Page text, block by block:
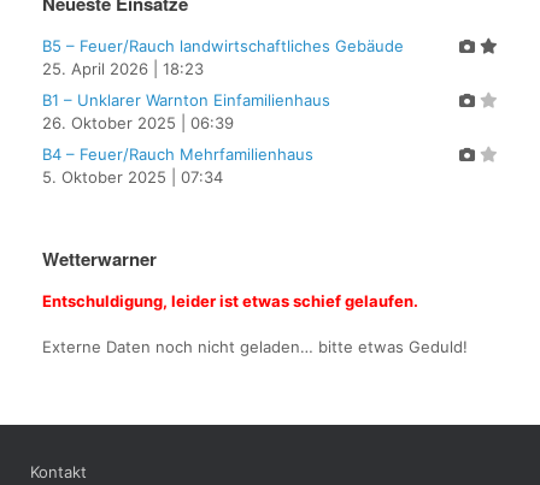
B5 – Feuer/Rauch landwirtschaftliches Gebäude
25. April 2026
18:23
B1 – Unklarer Warnton Einfamilienhaus
26. Oktober 2025
06:39
B4 – Feuer/Rauch Mehrfamilienhaus
5. Oktober 2025
07:34
Wetterwarner
Entschuldigung, leider ist etwas schief gelaufen.
Externe Daten noch nicht geladen… bitte etwas Geduld!
Kontakt